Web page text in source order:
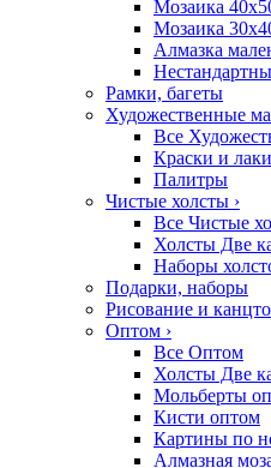
Мозаика
Мозаика
Алмазка
Рамки, багеты
Художественные
Все
Краски и лаки
Палитры
Чистые холсты ›
Все Чистые
Холсты Две
Наборы
Подарки, наборы
Рисование и
Оптом ›
Все Оптом
Холсты Две
Мольберты
Кисти оптом
Картины по
Алмазная